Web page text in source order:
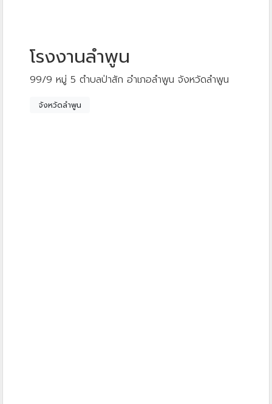
โรงงานลำพูน
99/9 หมู่ 5 ตำบลป่าสัก อำเภอลำพูน จังหวัดลำพูน
จังหวัดลำพูน